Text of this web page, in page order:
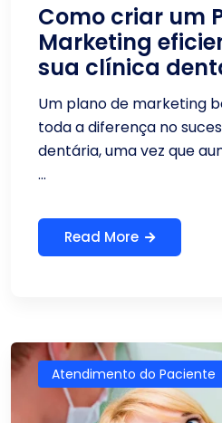
Como criar um
Marketing
sua clínica
Um plano de marketing
toda a diferença no
dentária, uma vez que
...
Read More
Atendimento do Paciente